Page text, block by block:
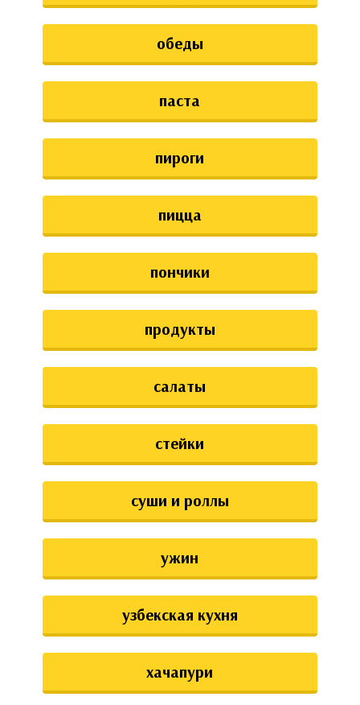
обеды
паста
пироги
пицца
пончики
продукты
салаты
стейки
суши и роллы
ужин
узбекская кухня
хачапури